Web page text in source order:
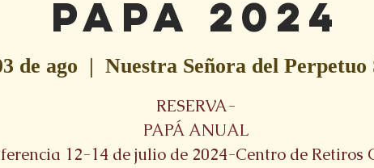
PAPA 2024
de ago
  |
Nuestra Señora del Perpetuo
RESERVA-
PAPÁ ANUAL
12-14 de julio de 2024-Centro de Retiros